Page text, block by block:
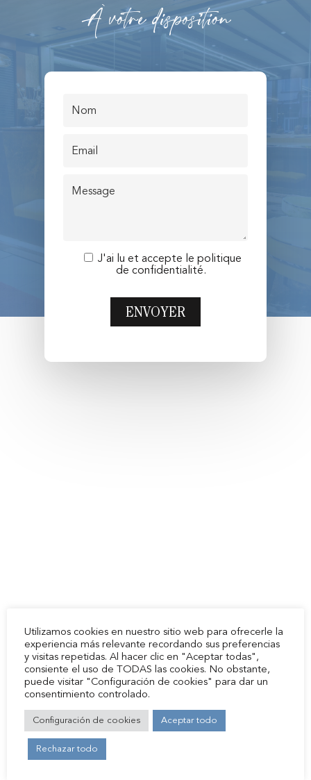
À votre disposition
J'ai lu et accepte le politique
de confidentialité.
Zone zero BTT
Environnment
Aínsa
Historie
Utilizamos cookies en nuestro sitio web para ofrecerle la
experiencia más relevante recordando sus preferencias
y visitas repetidas. Al hacer clic en "Aceptar todas",
consiente el uso de TODAS las cookies. No obstante,
puede visitar "Configuración de cookies" para dar un
consentimiento controlado.
Configuración de cookies Aceptar todo
Rechazar todo